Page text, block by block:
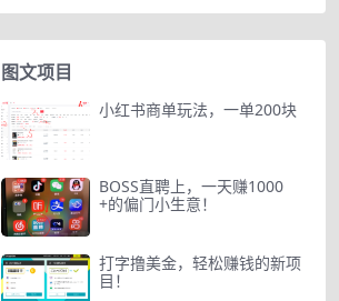
图文项目
小红书商单玩法，一单200块
BOSS直聘上，一天赚1000
+的偏门小生意！
打字撸美金，轻松赚钱的新项
目！